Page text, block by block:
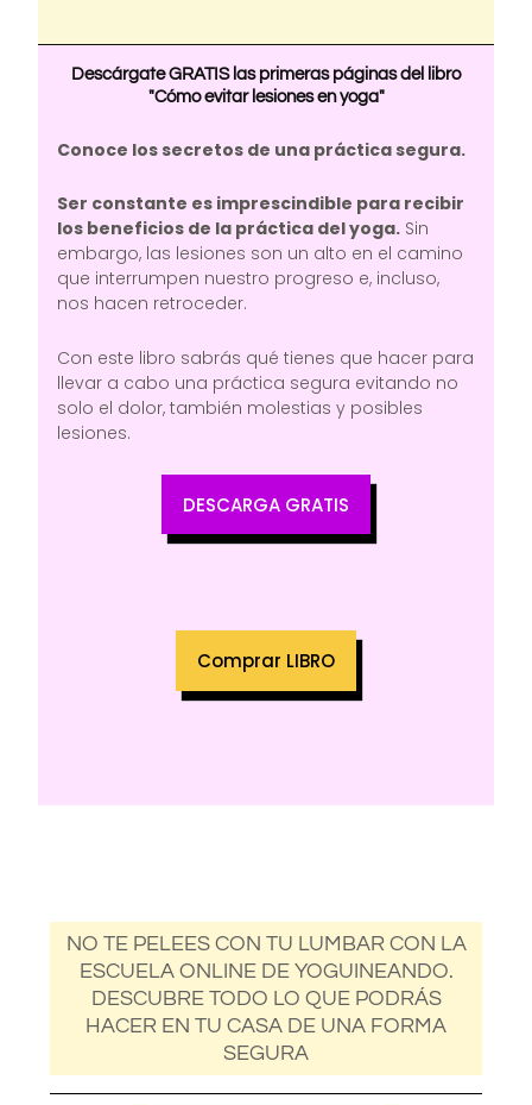
Descárgate GRATIS las primeras páginas del libro
"Cómo evitar lesiones en yoga"
Conoce los secretos de una práctica segura.
Ser constante es imprescindible para recibir
los beneficios de la práctica del yoga.Sin
embargo, las lesiones son un alto en el camino
que interrumpen nuestro progreso e, incluso,
nos hacen retroceder.
Con este libro sabrás qué tienes que hacer para
llevar a cabo una práctica segura evitando no
solo el dolor, también molestias y posibles
lesiones.
DESCARGA GRATIS
Comprar LIBRO
NO TE PELEES CON TU LUMBAR CON LA
ESCUELA ONLINE DE YOGUINEANDO.
DESCUBRE TODO LO QUE PODRÁS
HACER EN TU CASA DE UNA FORMA
SEGURA